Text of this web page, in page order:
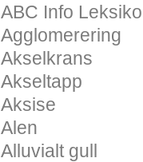
ABC Info
Agglomerering
Akselkrans
Akseltapp
Aksise
Alen
Alluvialt gull